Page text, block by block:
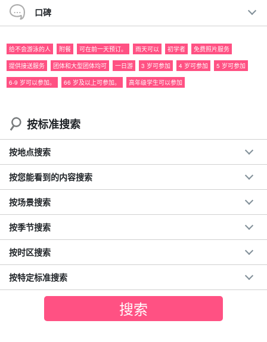
54 米）皮纳萨拉瀑布！
订.即使是体力不支的人也能享受其中！
建议。
在最壮观的观景点
社交网站：触摸由布岛上的水牛。
◆ 麻烦无需申请入境
*原则上，您需要在其他预订网站上申请。
◆ 红树林皮划艇初学者。
◆ "竹富町旅游指南由注册导游带领。
在冲绳县最大的瀑布皮纳萨拉瀑布（Pinaisara Falls）游玩，
瀑布落差达 54 米。
口碑
给不会游泳的人 附餐 可在前一天预订。 雨天可以 初学者
免费照片服务
提供接送服务
团体和大型团体均可 一日游 3 岁可参加 4 岁可参加
5 岁可参加
6-9 岁可以参加。
66 岁及以上可参加。 高年级学生可以参加
按标准搜索
按地点搜索
按您能看到的内容搜索
按场景搜索
按季节搜索
按时区搜索
按特定标准搜索